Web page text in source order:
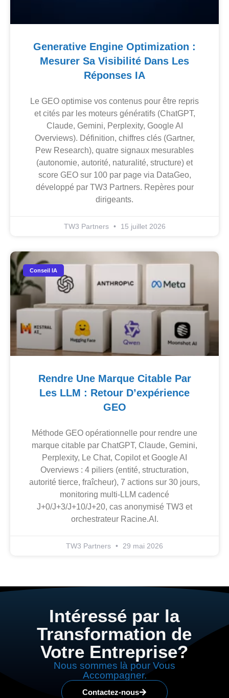
Generative Engine Optimization :
Mesurer Sa Visibilité Dans Les
Réponses IA
Le GEO optimise vos contenus pour être repris
et cités par les moteurs génératifs (ChatGPT,
Claude, Gemini, Perplexity, Google AI
Overviews). Définition, chiffres clés (Gartner,
Pew Research), quatre signaux mesurables
(autonomie, autorité, naturalité, structure) et
score GEO sur 100 par page via DataGeo,
développé par TW3 Partners. Repères pour
dirigeants.
TW3 Partners 15 juillet 2026
Conseil IA
Rendre Une Marque Citable Par
Les LLM : Retour D’expérience
GEO
Méthode GEO opérationnelle pour rendre une
marque citable par ChatGPT, Claude, Gemini,
Perplexity, Le Chat, Copilot et Google AI
Overviews : 4 piliers (entité, structuration,
autorité tierce, fraîcheur), 7 actions sur 30 jours,
monitoring multi-LLM cadencé
J+0/J+3/J+10/J+20, cas anonymisé TW3 et
orchestrateur Racine.AI.
TW3 Partners 29 mai 2026
Intéressé par la
Transformation de
Votre Entreprise?
Nous sommes là pour Vous
Accompagner.
Contactez-nous